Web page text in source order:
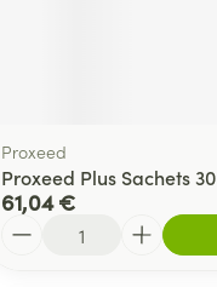
Proxeed
Proxeed Plus Sachets 30
61,04 €